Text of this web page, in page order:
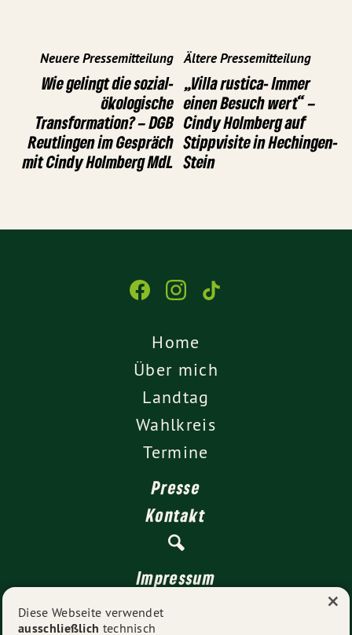
Neuere Pressemitteilung
Wie gelingt die sozial-
ökologische
Transformation? – DGB
Reutlingen im Gespräch
mit Cindy Holmberg MdL
Ältere Pressemitteilung
„Villa rustica- Immer
einen Besuch wert“ –
Cindy Holmberg auf
Stippvisite in Hechingen-
Stein
Home
Über mich
Landtag
Wahlkreis
Termine
Presse
Kontakt
Impressum
Datenschutz
Diese Webseite verwendet
ausschließlich technisch
×